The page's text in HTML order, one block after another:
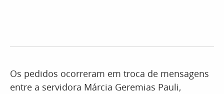
Os pedidos ocorreram em troca de mensagens
entre a servidora Márcia Geremias Pauli,